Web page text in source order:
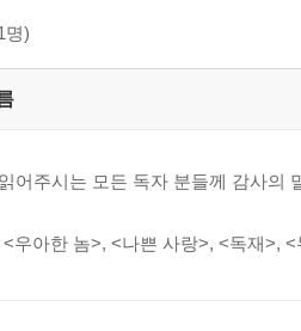
명)
어주시는 모든 독자 분들께 감사의
<우아한 놈>, <나쁜 사랑>, <독재>,